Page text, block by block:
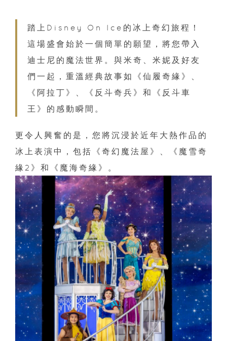
踏上Disney On Ice的冰上奇幻旅程！
這場盛會始於一個簡單的願望，將您帶入
迪士尼的魔法世界。與米奇、米妮及好友
們一起，重溫經典故事如《仙履奇緣》、
《阿拉丁》、《反斗奇兵》和《反斗車
王》的感動瞬間。
更令人興奮的是，您將沉浸於近年大熱作品的
冰上表演中，包括《奇幻魔法屋》、《魔雪奇
緣2》和《魔海奇緣》。